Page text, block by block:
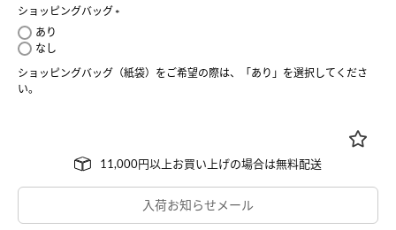
ショッピングバッグ
あり
なし
ショッピングバッグ（紙袋）をご希望の際は、「あり」を選択してくださ
い。
入荷お知らせメール